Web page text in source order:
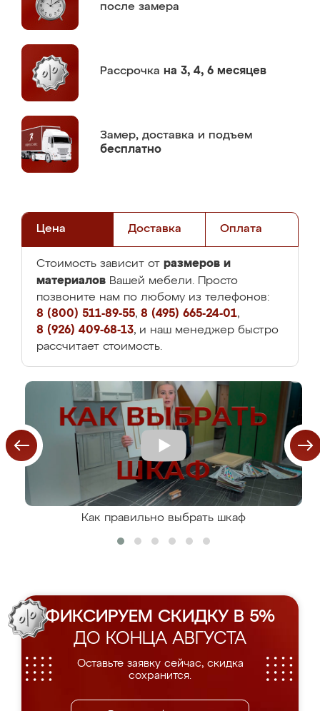
после замера
Рассрочка на 3, 4, 6 месяцев
Замер, доставка и подъем
бесплатно
Цена Доставка Оплата
Стоимость зависит от размеров и
материалов Вашей мебели. Просто
позвоните нам по любому из телефонов:
8 (800) 511-89-55, 8 (495) 665-24-01,
8 (926) 409-68-13, и наш менеджер быстро
рассчитает стоимость.
Как правильно выбрать шкаф
ФИКСИРУЕМ СКИДКУ В 5%
ДО КОНЦА АВГУСТА
Оставьте заявку сейчас, скидка
сохранится.